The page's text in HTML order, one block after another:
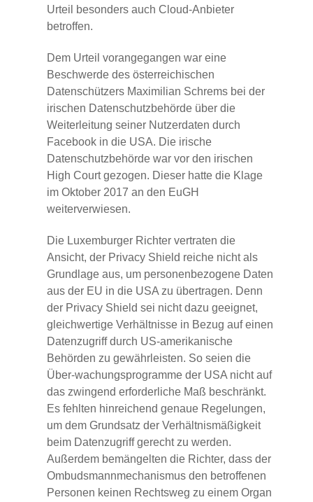
Urteil besonders auch Cloud-Anbieter
betroffen.
Dem Urteil vorangegangen war eine
Beschwerde des österreichischen
Datenschützers Maximilian Schrems bei der
irischen Datenschutzbehörde über die
Weiterleitung seiner Nutzerdaten durch
Facebook in die USA. Die irische
Datenschutzbehörde war vor den irischen
High Court gezogen. Dieser hatte die Klage
im Oktober 2017 an den EuGH
weiterverwiesen.
Die Luxemburger Richter vertraten die
Ansicht, der Privacy Shield reiche nicht als
Grundlage aus, um personenbezogene Daten
aus der EU in die USA zu übertragen. Denn
der Privacy Shield sei nicht dazu geeignet,
gleichwertige Verhältnisse in Bezug auf einen
Datenzugriff durch US-amerikanische
Behörden zu gewährleisten. So seien die
Über-wachungsprogramme der USA nicht auf
das zwingend erforderliche Maß beschränkt.
Es fehlten hinreichend genaue Regelungen,
um dem Grundsatz der Verhältnismäßigkeit
beim Datenzugriff gerecht zu werden.
Außerdem bemängelten die Richter, dass der
Ombudsmannmechanismus den betroffenen
Personen keinen Rechtsweg zu einem Organ